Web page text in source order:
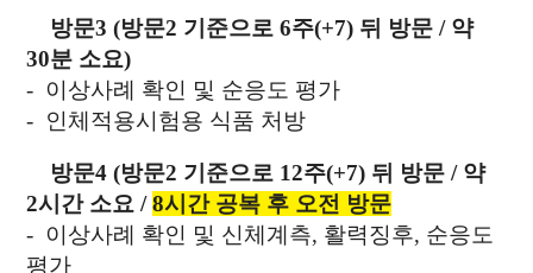
방문3 (방문2 기준으로 6주(+7) 뒤 방문 / 약
30분 소요)
- 이상사례 확인 및 순응도 평가
- 인체적용시험용 식품 처방
방문4 (방문2 기준으로 12주(+7) 뒤 방문 / 약
2시간 소요 /8시간 공복 후 오전 방문
- 이상사례 확인 및 신체계측, 활력징후, 순응도
평가